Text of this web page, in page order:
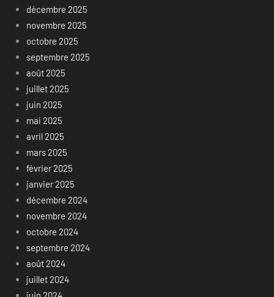
décembre 2025
novembre 2025
octobre 2025
septembre 2025
août 2025
juillet 2025
juin 2025
mai 2025
avril 2025
mars 2025
février 2025
janvier 2025
décembre 2024
novembre 2024
octobre 2024
septembre 2024
août 2024
juillet 2024